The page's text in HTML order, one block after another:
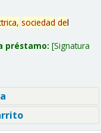
sociedad del
préstamo: Signatura